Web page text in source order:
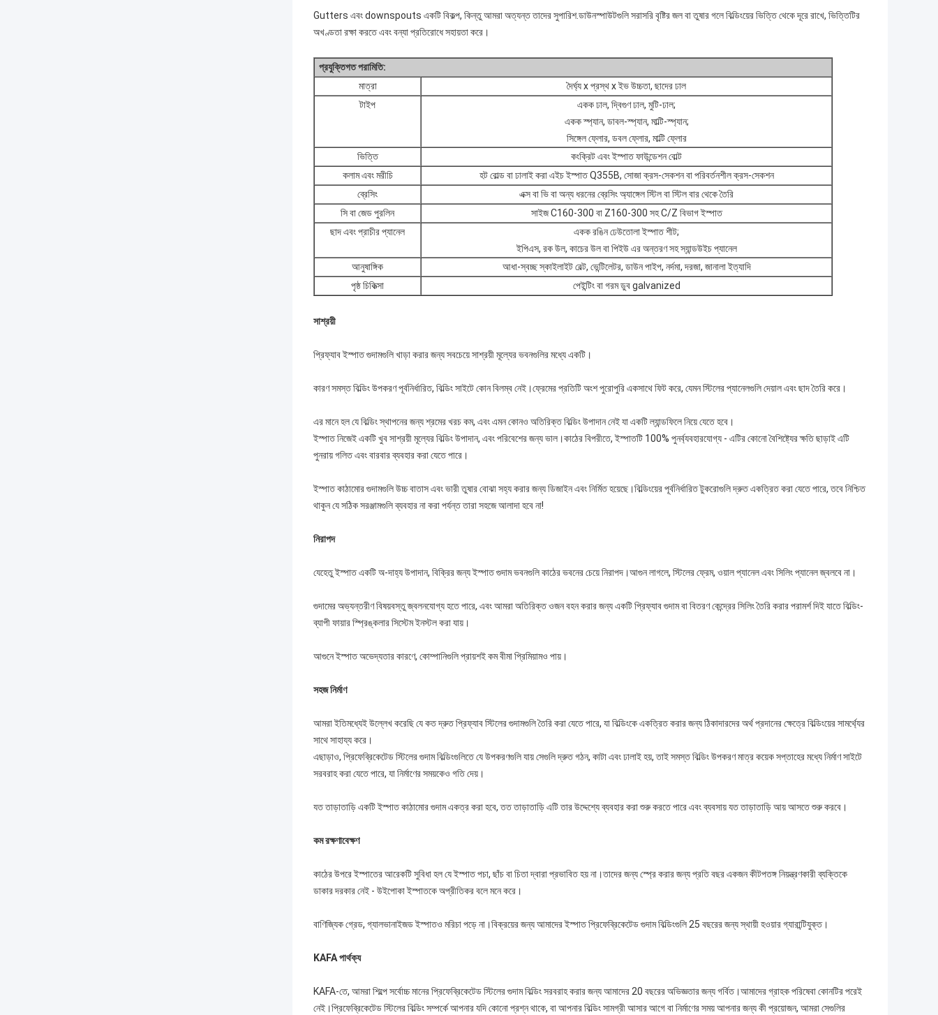
Gutters এবং downspouts একটি বিকল্প, কিন্তু আমরা অত্যন্ত তাদের সুপারিশ.ডাউনস্পাউটগুলি সরাসরি বৃষ্টির জল বা তুষার গলে বিল্ডিংয়ের ভিত্তি থেকে দূরে রাখে, ভিত্তিটির
অখণ্ডতা রক্ষা করতে এবং বন্যা প্রতিরোধে সহায়তা করে।
প্রযুক্তিগত পরামিতি:
মাত্রা
দৈর্ঘ্য x প্রস্থ x ইভ উচ্চতা, ছাদের ঢাল
টাইপ
একক ঢাল, দ্বিগুণ ঢাল, মুটি-ঢাল;
একক স্প্যান, ডাবল-স্প্যান, মাল্টি-স্প্যান;
সিঙ্গেল ফ্লোর, ডবল ফ্লোর, মাল্টি ফ্লোর
ভিত্তি
কংক্রিট এবং ইস্পাত ফাউন্ডেশন বোল্ট
কলাম এবং মরীচি
হট রোল্ড বা ঢালাই করা এইচ ইস্পাত Q355B, সোজা ক্রস-সেকশন বা পরিবর্তনশীল ক্রস-সেকশন
ব্রেসিং
এক্স বা ভি বা অন্য ধরনের ব্রেসিং অ্যাঙ্গেল স্টিল বা স্টিল বার থেকে তৈরি
সি বা জেড পুরলিন
সাইজ C160-300 বা Z160-300 সহ C/Z বিভাগ ইস্পাত
ছাদ এবং প্রাচীর প্যানেল
একক রঙিন ঢেউতোলা ইস্পাত শীট;
ইপিএস, রক উল, কাচের উল বা পিইউ এর অন্তরণ সহ স্যান্ডউইচ প্যানেল
আনুষাঙ্গিক
আধা-স্বচ্ছ স্কাইলাইট বেল্ট, ভেন্টিলেটর, ডাউন পাইপ, নর্দমা, দরজা, জানালা ইত্যাদি
পৃষ্ঠ চিকিত্সা
পেইন্টিং বা গরম ডুব galvanized
সাশ্রয়ী
প্রিফ্যাব ইস্পাত গুদামগুলি খাড়া করার জন্য সবচেয়ে সাশ্রয়ী মূল্যের ভবনগুলির মধ্যে একটি।
কারণ সমস্ত বিল্ডিং উপকরণ পূর্বনির্ধারিত, বিল্ডিং সাইটে কোন বিলম্ব নেই।ফ্রেমের প্রতিটি অংশ পুরোপুরি একসাথে ফিট করে, যেমন স্টিলের প্যানেলগুলি দেয়াল এবং ছাদ তৈরি করে।
এর মানে হল যে বিল্ডিং স্থাপনের জন্য শ্রমের খরচ কম, এবং এমন কোনও অতিরিক্ত বিল্ডিং উপাদান নেই যা একটি ল্যান্ডফিলে নিয়ে যেতে হবে।
ইস্পাত নিজেই একটি খুব সাশ্রয়ী মূল্যের বিল্ডিং উপাদান, এবং পরিবেশের জন্য ভাল।কাঠের বিপরীতে, ইস্পাতটি 100% পুনর্ব্যবহারযোগ্য - এটির কোনো বৈশিষ্ট্যের ক্ষতি ছাড়াই এটি
পুনরায় গলিত এবং বারবার ব্যবহার করা যেতে পারে।
ইস্পাত কাঠামোর গুদামগুলি উচ্চ বাতাস এবং ভারী তুষার বোঝা সহ্য করার জন্য ডিজাইন এবং নির্মিত হয়েছে।বিল্ডিংয়ের পূর্বনির্ধারিত টুকরোগুলি দ্রুত একত্রিত করা যেতে পারে, তবে নিশ্চিত
থাকুন যে সঠিক সরঞ্জামগুলি ব্যবহার না করা পর্যন্ত তারা সহজে আলাদা হবে না!
নিরাপদ
যেহেতু ইস্পাত একটি অ-দাহ্য উপাদান, বিক্রির জন্য ইস্পাত গুদাম ভবনগুলি কাঠের ভবনের চেয়ে নিরাপদ।আগুন লাগলে, স্টিলের ফ্রেম, ওয়াল প্যানেল এবং সিলিং প্যানেল জ্বলবে না।
গুদামের অভ্যন্তরীণ বিষয়বস্তু জ্বলনযোগ্য হতে পারে, এবং আমরা অতিরিক্ত ওজন বহন করার জন্য একটি প্রিফ্যাব গুদাম বা বিতরণ কেন্দ্রের সিলিং তৈরি করার পরামর্শ দিই যাতে বিল্ডিং-
ব্যাপী ফায়ার স্প্রিঙ্কলার সিস্টেম ইনস্টল করা যায়।
আগুনে ইস্পাত অভেদ্যতার কারণে, কোম্পানিগুলি প্রায়শই কম বীমা প্রিমিয়ামও পায়।
সহজ নির্মাণ
আমরা ইতিমধ্যেই উল্লেখ করেছি যে কত দ্রুত প্রিফ্যাব স্টিলের গুদামগুলি তৈরি করা যেতে পারে, যা বিল্ডিংকে একত্রিত করার জন্য ঠিকাদারদের অর্থ প্রদানের ক্ষেত্রে বিল্ডিংয়ের সামর্থ্যের
সাথে সাহায্য করে।
এছাড়াও, প্রিফেব্রিকেটেড স্টিলের গুদাম বিল্ডিংগুলিতে যে উপকরণগুলি যায় সেগুলি দ্রুত গঠন, কাটা এবং ঢালাই হয়, তাই সমস্ত বিল্ডিং উপকরণ মাত্র কয়েক সপ্তাহের মধ্যে নির্মাণ সাইটে
সরবরাহ করা যেতে পারে, যা নির্মাণের সময়কেও গতি দেয়।
যত তাড়াতাড়ি একটি ইস্পাত কাঠামোর গুদাম একত্র করা হবে, তত তাড়াতাড়ি এটি তার উদ্দেশ্যে ব্যবহার করা শুরু করতে পারে এবং ব্যবসায় যত তাড়াতাড়ি আয় আসতে শুরু করবে।
কম রক্ষণাবেক্ষণ
কাঠের উপরে ইস্পাতের আরেকটি সুবিধা হল যে ইস্পাত পচা, ছাঁচ বা চিতা দ্বারা প্রভাবিত হয় না।তাদের জন্য স্প্রে করার জন্য প্রতি বছর একজন কীটপতঙ্গ নিয়ন্ত্রণকারী ব্যক্তিকে
ডাকার দরকার নেই - উইপোকা ইস্পাতকে অপ্রীতিকর বলে মনে করে।
বাণিজ্যিক গ্রেড, গ্যালভানাইজড ইস্পাতও মরিচা পড়ে না।বিক্রয়ের জন্য আমাদের ইস্পাত প্রিফেব্রিকেটেড গুদাম বিল্ডিংগুলি 25 বছরের জন্য স্থায়ী হওয়ার গ্যারান্টিযুক্ত।
KAFA পার্থক্য
KAFA-তে, আমরা শিল্পে সর্বোচ্চ মানের প্রিফেব্রিকেটেড স্টিলের গুদাম বিল্ডিং সরবরাহ করার জন্য আমাদের 20 বছরের অভিজ্ঞতার জন্য গর্বিত।আমাদের গ্রাহক পরিষেবা কোনটির পরেই
নেই।প্রিফেব্রিকেটেড স্টিলের বিল্ডিং সম্পর্কে আপনার যদি কোনো প্রশ্ন থাকে, বা আপনার বিল্ডিং সামগ্রী আসার আগে বা নির্মাণের সময় আপনার জন্য কী প্রয়োজন, আমরা সেগুলির